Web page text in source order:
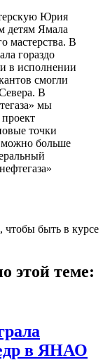
Юрия
детям Ямала
мастерства. В
гораздо
в исполнении
смогли
В
мы
точки
можно больше
чтобы быть в курсе
этой теме:
в ЯНАО